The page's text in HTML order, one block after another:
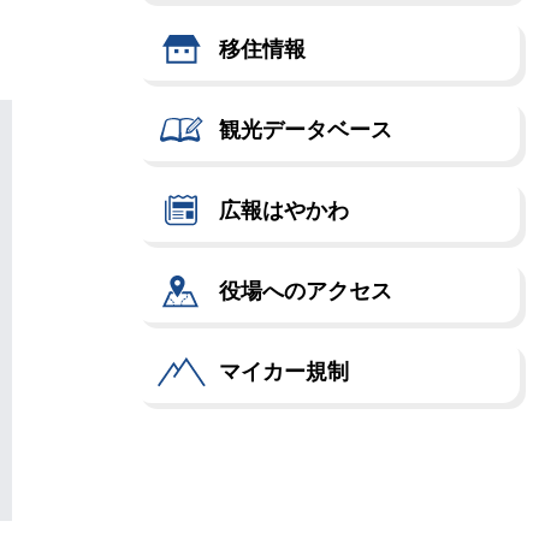
移住情報
観光データベース
広報はやかわ
役場へのアクセス
マイカー規制